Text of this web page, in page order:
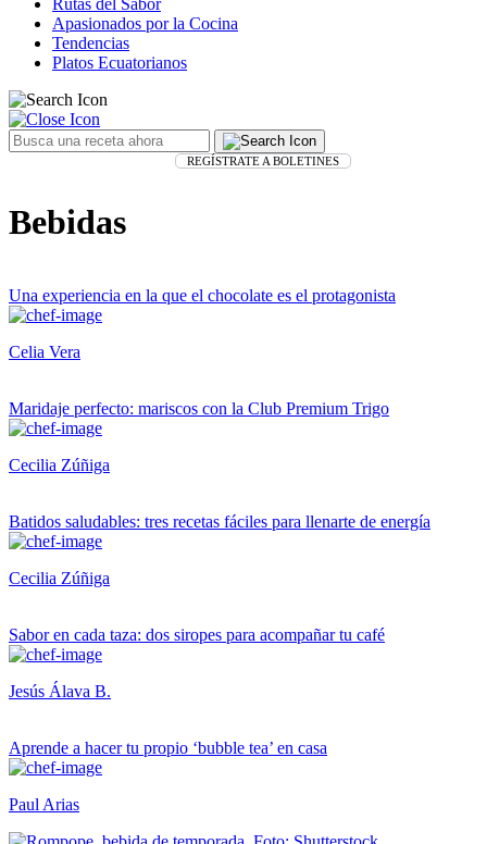
Rutas del Sabor
Apasionados por la Cocina
Tendencias
Platos Ecuatorianos
REGÍSTRATE A BOLETINES
Bebidas
Una experiencia en la que el chocolate es el protagonista
Celia Vera
Maridaje perfecto: mariscos con la Club Premium Trigo
Cecilia Zúñiga
Batidos saludables: tres recetas fáciles para llenarte de energía
Cecilia Zúñiga
Sabor en cada taza: dos siropes para acompañar tu café
Jesús Álava B.
Aprende a hacer tu propio ‘bubble tea’ en casa
Paul Arias